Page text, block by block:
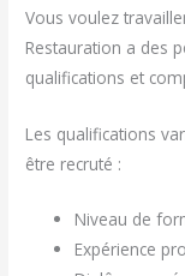
Vous voulez
Restauration a des
qualifications et
Les qualifications
être recruté :
Niveau de
Expérience